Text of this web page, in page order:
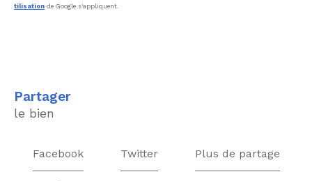
tilisation de Google s'appliquent.
partager
le bien
Facebook Twitter Plus de partage